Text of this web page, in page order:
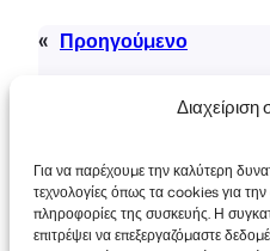
Για να παρέχουμε την καλύτερη
τεχνολογίες όπως τα cookies για
πληροφορίες της συσκευής. Η
επιτρέψει να επεξεργαζόμαστε
« Προηγούμενο